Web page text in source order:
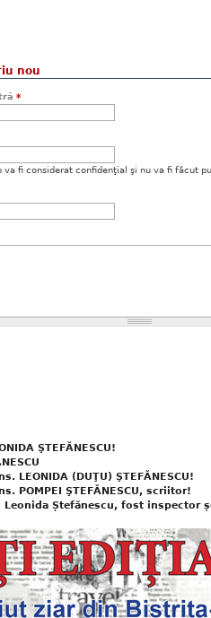
nou
*
fi considerat confidenţial şi nu va fi făcut
ŞTEFĂNESCU!
LEONIDA (DUŢU) ŞTEFĂNESCU!
POMPEI ŞTEFĂNESCU, scriitor!
Leonida Ștefănescu, fost inspector